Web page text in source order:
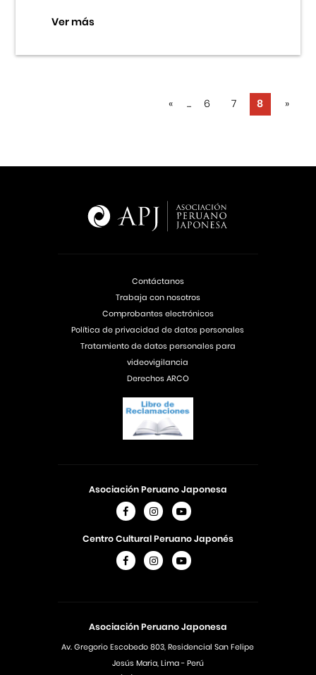
Ver más
« ... 6 7 8 »
Asociación Peruano Japonesa
Av. Gregorio Escobedo 803, Residencial San Felipe
Jesús Maria, Lima - Perú
Asociación Peruano Japonesa
Centro Cultural Peruano Japonés
Contáctanos
Trabaja con nosotros
Comprobantes electrónicos
Política de privacidad de datos personales
Tratamiento de datos personales para
videovigilancia
Derechos ARCO